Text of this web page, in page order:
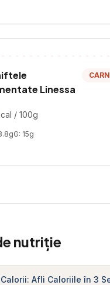
Linessa
/ 100g
gG: 15g
nutriție
Afli Caloriile în 3